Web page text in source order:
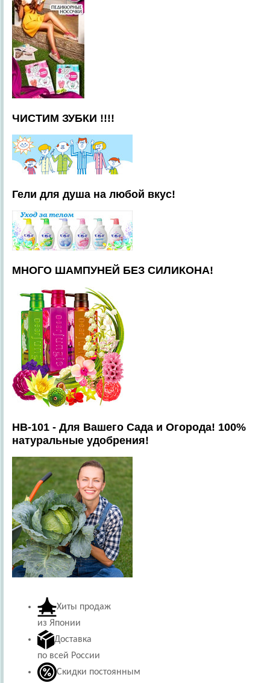
ЧИСТИМ ЗУБКИ !!!!
Гели для душа на любой вкус!
МНОГО ШАМПУНЕЙ БЕЗ СИЛИКОНА!
HB-101 - Для Вашего Сада и Огорода! 100%
натуральные удобрения!
Хиты продаж
из Японии
Доставка
по всей России
Скидки постоянным